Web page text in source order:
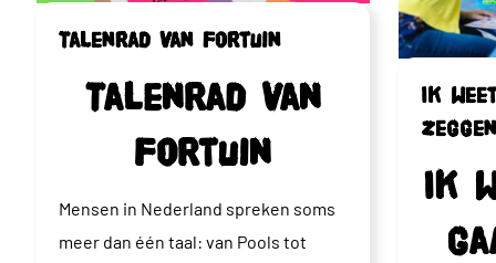
Talenrad van Fortuin
Talenrad van
Fortuin
Mensen in Nederland spreken soms
meer dan één taal: van Pools tot
Ik
Ik